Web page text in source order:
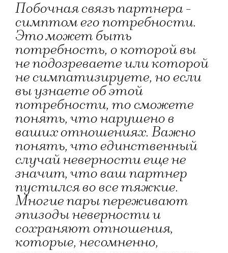
Побочная связь партнера -
симптом его потребности.
Это может быть
потребность, о которой вы
не подозреваете или которой
не симпатизируете, но если
вы узнаете об этой
потребности, то сможете
понять, что нарушено в
ваших отношениях. Важно
понять, что единственный
случай неверности еще не
значит, что ваш партнер
пустился во все тяжкие.
Многие пары переживают
эпизоды неверности и
сохраняют отношения,
которые, несомненно,